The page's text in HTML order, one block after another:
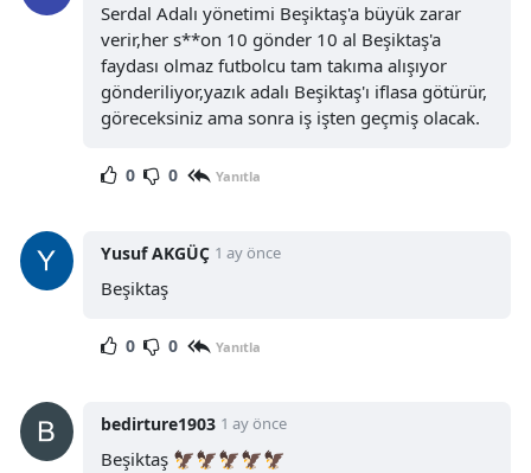
Serdal Adalı yönetimi Beşiktaş'a büyük zarar
verir,her s**on 10 gönder 10 al Beşiktaş'a
faydası olmaz futbolcu tam takıma alışıyor
gönderiliyor,yazık adalı Beşiktaş'ı iflasa götürür,
göreceksiniz ama sonra iş işten geçmiş olacak.
0 0 Yanıtla
Yusuf AKGÜÇ 1 ay önce
Beşiktaş
0 0 Yanıtla
bedirture1903 1 ay önce
Beşiktaş 🦅🦅🦅🦅🦅